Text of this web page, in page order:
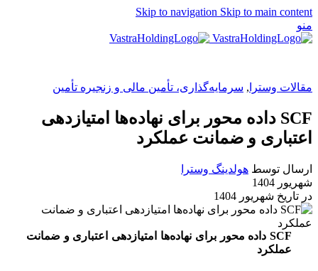
Skip to navigation Skip to main content
منو
مقالات وسترا , سرمایه‌گذاری، تأمین مالی و زنجیره تأمین
SCF داده محور برای نهاده‌ها امتیازدهی
اعتباری و ضمانت عملکرد
ارسال توسط هولدینگ وسترا
شهریور 1404
در تاریخ شهریور 1404
SCF داده محور برای نهاده‌ها امتیازدهی اعتباری و ضمانت
عملکرد